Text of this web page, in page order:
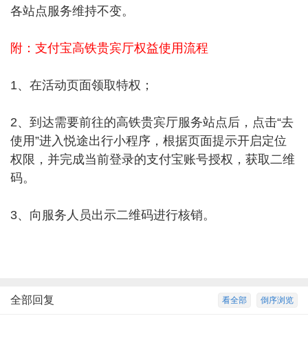
各站点服务维持不变。
附：支付宝高铁贵宾厅权益使用流程
1、在活动页面领取特权；
2、到达需要前往的高铁贵宾厅服务站点后，点击“去
使用”进入悦途出行小程序，根据页面提示开启定位
权限，并完成当前登录的支付宝账号授权，获取二维
码。
3、向服务人员出示二维码进行核销。
倒序浏览
看全部
全部回复